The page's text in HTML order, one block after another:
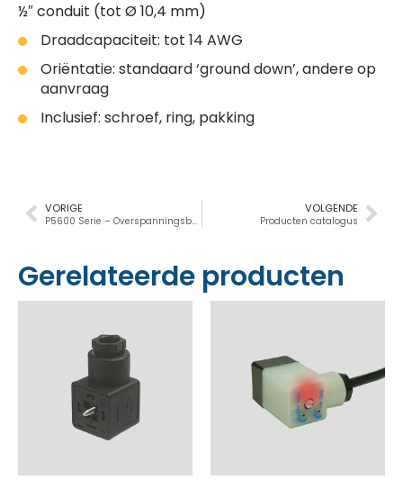
½″ conduit (tot Ø 10,4 mm)
Draadcapaciteit: tot 14 AWG
Oriëntatie: standaard ‘ground down’, andere op
aanvraag
Inclusief: schroef, ring, pakking
VOLGENDE
Producten catalogus
VORIGE
Gerelateerde producten